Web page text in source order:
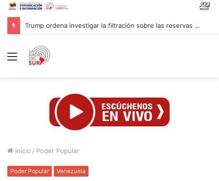
Inaugurado en Cuba XXIV Encuentro Internacional de Partidos Comunistas y Obreros
Menú
Inicio / Poder Popular
Poder Popular Venezuela